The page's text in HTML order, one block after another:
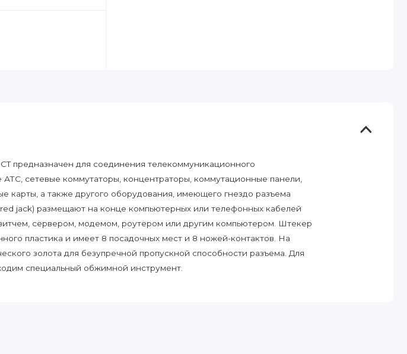
предназначен для соединения телекоммуникационного
сетевые коммутаторы, концентраторы, коммутационные панели,
карты, а также другого оборудования, имеющего гнездо разъема
jack) размещают на конце компьютерных или телефонных кабелей
сервером, модемом, роутером или другим компьютером. Штекер
пластика и имеет 8 посадочных мест и 8 ножей-контактов. На
золота для безупречной пропускной способности разъема. Для
специальный обжимной инструмент.